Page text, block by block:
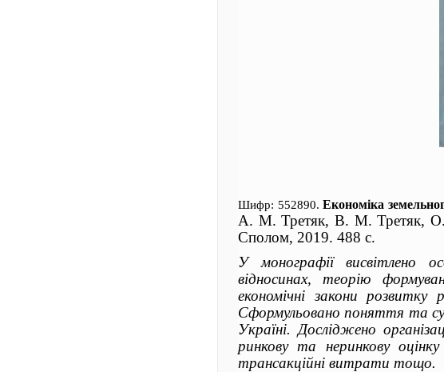
Шифр: 552890.Економіка
А. М. Третяк, В. М. Третяк, О.
Сполом, 2019. 488 с.
У монографії висвітлено
відносинах, теорію
економічні закони розвитку
Сформульовано поняття та
Україні. Досліджено
ринкову та неринкову
трансакційні витрати тощо.